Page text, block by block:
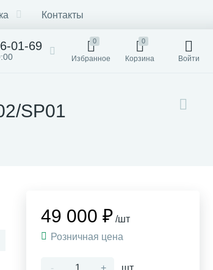
Контакты
01-69 0
Избранное
0
Корзина Войти
SP01
49 000 ₽ /шт
Розничная цена
- + шт